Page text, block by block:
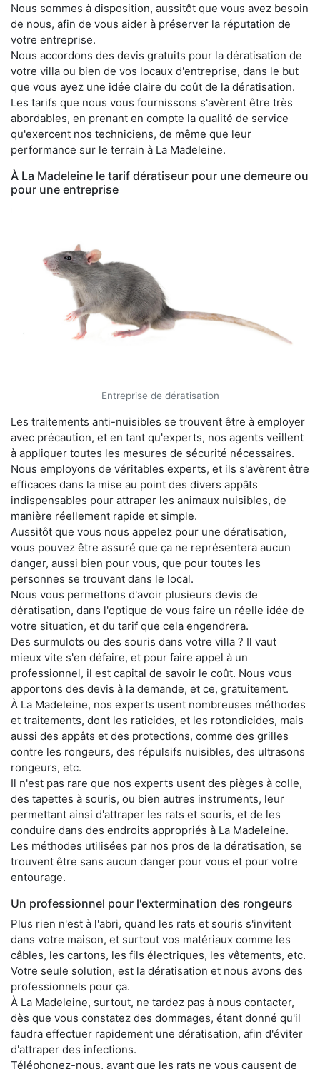
Nous sommes à disposition, aussitôt que vous avez besoin
de nous, afin de vous aider à préserver la réputation de
votre entreprise.
Nous accordons des devis gratuits pour la dératisation de
votre villa ou bien de vos locaux d'entreprise, dans le but
que vous ayez une idée claire du coût de la dératisation.
Les tarifs que nous vous fournissons s'avèrent être très
abordables, en prenant en compte la qualité de service
qu'exercent nos techniciens, de même que leur
performance sur le terrain à La Madeleine.
À La Madeleine le tarif dératiseur pour une demeure ou
pour une entreprise
Entreprise de dératisation
Les traitements anti-nuisibles se trouvent être à employer
avec précaution, et en tant qu'experts, nos agents veillent
à appliquer toutes les mesures de sécurité nécessaires.
Nous employons de véritables experts, et ils s'avèrent être
efficaces dans la mise au point des divers appâts
indispensables pour attraper les animaux nuisibles, de
manière réellement rapide et simple.
Aussitôt que vous nous appelez pour une dératisation,
vous pouvez être assuré que ça ne représentera aucun
danger, aussi bien pour vous, que pour toutes les
personnes se trouvant dans le local.
Nous vous permettons d'avoir plusieurs devis de
dératisation, dans l'optique de vous faire un réelle idée de
votre situation, et du tarif que cela engendrera.
Des surmulots ou des souris dans votre villa ? Il vaut
mieux vite s'en défaire, et pour faire appel à un
professionnel, il est capital de savoir le coût. Nous vous
apportons des devis à la demande, et ce, gratuitement.
À La Madeleine, nos experts usent nombreuses méthodes
et traitements, dont les raticides, et les rotondicides, mais
aussi des appâts et des protections, comme des grilles
contre les rongeurs, des répulsifs nuisibles, des ultrasons
rongeurs, etc.
Il n'est pas rare que nos experts usent des pièges à colle,
des tapettes à souris, ou bien autres instruments, leur
permettant ainsi d'attraper les rats et souris, et de les
conduire dans des endroits appropriés à La Madeleine.
Les méthodes utilisées par nos pros de la dératisation, se
trouvent être sans aucun danger pour vous et pour votre
entourage.
Un professionnel pour l'extermination des rongeurs
Plus rien n'est à l'abri, quand les rats et souris s'invitent
dans votre maison, et surtout vos matériaux comme les
câbles, les cartons, les fils électriques, les vêtements, etc.
Votre seule solution, est la dératisation et nous avons des
professionnels pour ça.
À La Madeleine, surtout, ne tardez pas à nous contacter,
dès que vous constatez des dommages, étant donné qu'il
faudra effectuer rapidement une dératisation, afin d'éviter
d'attraper des infections.
Téléphonez-nous, avant que les rats ne vous causent de